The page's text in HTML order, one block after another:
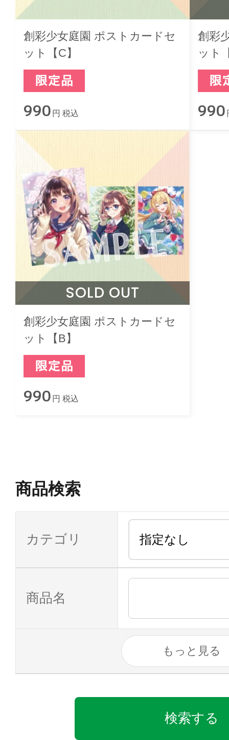
創彩少女庭園 ポストカードセ
ット【C】
990 円 税込
創彩
ット
990
SOLD OUT
創彩少女庭園 ポストカードセ
ット【B】
990 円 税込
商品検索
カテゴリ
商品名
もっと見る